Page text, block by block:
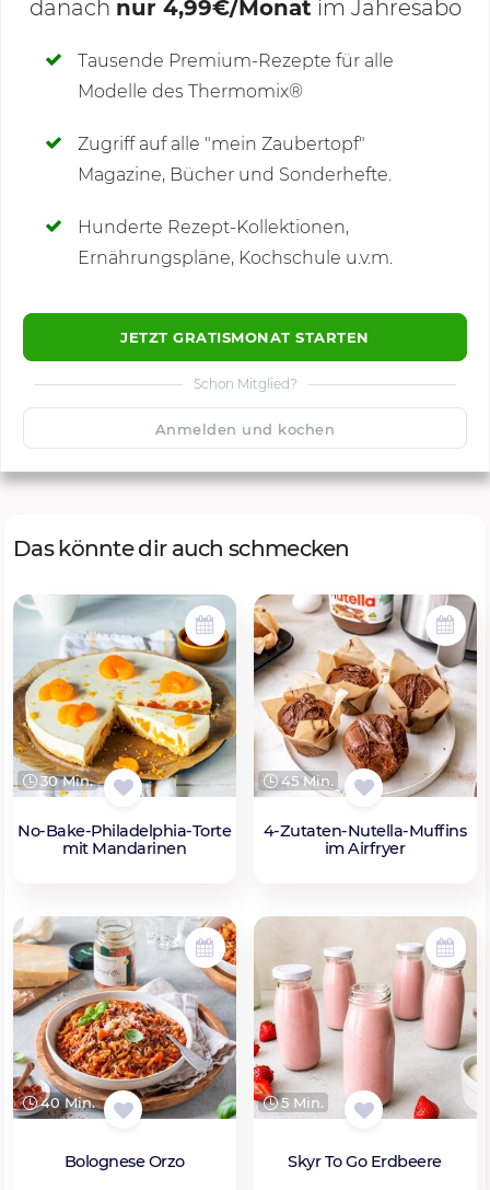
Deine Notizen
danach nur 4,99€/Monat im Jahresabo
Tausende Premium-Rezepte für alle
Modelle des Thermomix®
Zugriff auf alle "mein Zaubertopf"
Magazine, Bücher und Sonderhefte.
Hunderte Rezept-Kollektionen,
Ernährungspläne, Kochschule u.v.m.
JETZT GRATISMONAT STARTEN
Schon Mitglied?
Anmelden und kochen
Kommentare
🙂 Speichern
Das könnte dir auch schmecken
30 Min.
No-Bake-Philadelphia-Torte
mit Mandarinen
45 Min.
4-Zutaten-Nutella-Muffins
im Airfryer
40 Min.
Bolognese Orzo
5 Min.
Skyr To Go Erdbeere